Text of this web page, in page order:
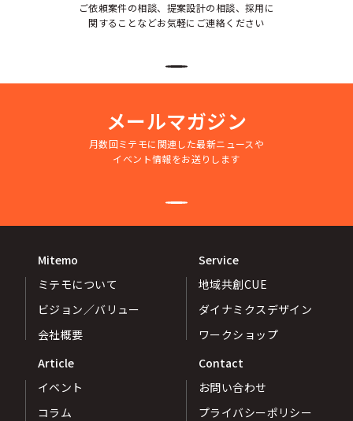
ご依頼案件の相談、提案設計の相談、採用に
関することなどお気軽にご連絡ください
メールマガジン
月数回ミテモに関連した最新ニュースや
イベント情報をお送りします
Mitemo
ミテモについて
ビジョン／バリュー
会社概要
Service
地域共創CUE
ダイナミクスデザイン
ワークショップ
Article
イベント
コラム
Contact
お問い合わせ
プライバシーポリシー